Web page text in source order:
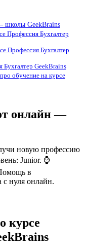
школы GeekBrains
Профессия Бухгалтер
Профессия Бухгалтер
Бухгалтер GeekBrains
обучение на курсе
онлайн —
новую профессию
Junior. ⌚
в
с нуля онлайн.
курсе